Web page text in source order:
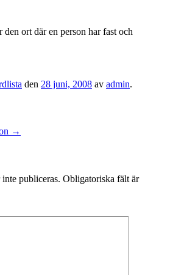
ort där en person har fast och
den 28 juni, 2008 av admin.
→
publiceras. Obligatoriska fält är